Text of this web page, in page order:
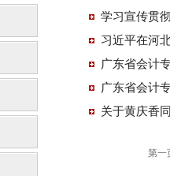
学习宣传贯
习近平在河
广东省会计
广东省会计
关于黄庆香
第一